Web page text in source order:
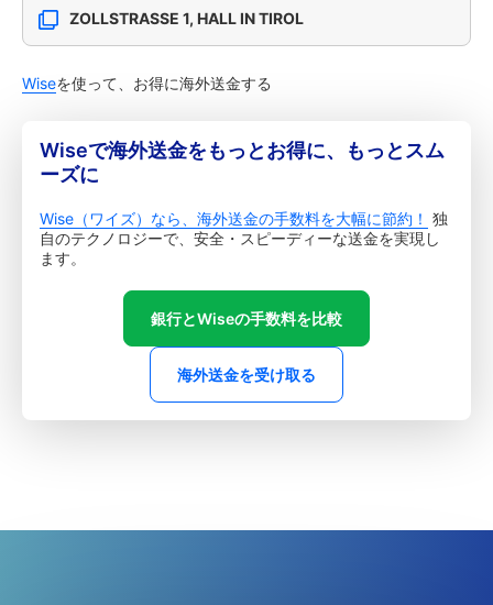
ZOLLSTRASSE 1, HALL IN TIROL
Wiseを使って、お得に海外送金する
Wiseで海外送金をもっとお得に、もっとスム
ーズに
Wise（ワイズ）なら、海外送金の手数料を大幅に節約！ 独
自のテクノロジーで、安全・スピーディーな送金を実現し
ます。
銀行とWiseの手数料を比較
海外送金を受け取る